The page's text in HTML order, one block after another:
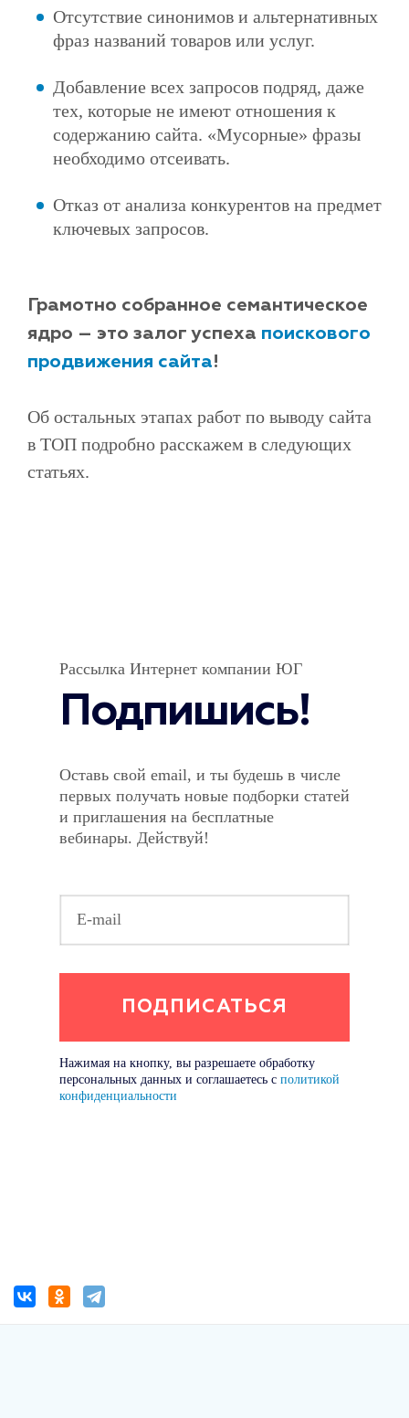
Отсутствие синонимов и альтернативных
фраз названий товаров или услуг.
Добавление всех запросов подряд, даже
тех, которые не имеют отношения к
содержанию сайта. «Мусорные» фразы
необходимо отсеивать.
Отказ от анализа конкурентов на предмет
ключевых запросов.
Грамотно собранное семантическое
ядро – это залог успеха поискового
продвижения сайта!
Об остальных этапах работ по выводу сайта
в ТОП подробно расскажем в следующих
статьях.
Рассылка Интернет компании ЮГ
Подпишись!
Оставь свой email, и ты будешь в числе
первых получать новые подборки статей
и приглашения на бесплатные
вебинары. Действуй!
Нажимая на кнопку, вы разрешаете обработку
персональных данных и соглашаетесь с политикой
конфиденциальности